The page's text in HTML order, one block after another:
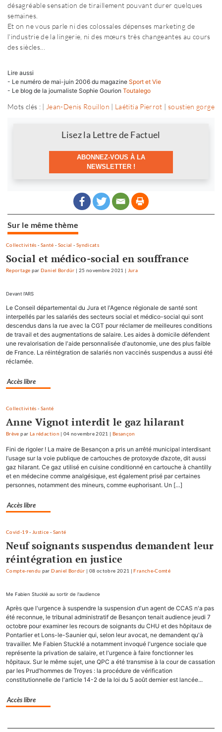
désagréable sensation de tiraillement pouvant durer quelques
semaines.
Et on ne vous parle ni des colossales dépenses marketing de
l'industrie de la lingerie, ni des mœurs très changeantes au cours
des siècles...
Lire aussi
- Le numéro de mai-juin 2006 du magazine Sport et Vie
- Le blog de la journaliste Sophie Gourion Toutalego
Mots clés : | Jean-Denis Rouillon | Laétitia Pierrot | soustien gorge
Lisez la Lettre de Factuel
ABONNEZ-VOUS À LA
NEWSLETTER !
Sur le même thème
Collectivités - Santé - Social - Syndicats
Social et médico-social en souffrance
Reportage parDaniel Bordür | 25 novembre 2021 | Jura
Devant l'ARS
Le Conseil départemental du Jura et l'Agence régionale de santé sont
interpellés par les salariés des secteurs social et médico-social qui sont
descendus dans la rue avec la CGT pour réclamer de meilleures conditions
de travail et des augmentations de salaire. Les aides à domicile défendent
une revalorisation de l'aide personnalisée d'autonomie, une des plus faible
de France. La réintégration de salariés non vaccinés suspendus a aussi été
réclamée.
Accès libre
Collectivités - Santé
Anne Vignot interdit le gaz hilarant
Brève par La rédaction |04 novembre 2021 | Besançon
Fini de rigoler ! La maire de Besançon a pris un arrêté municipal interdisant
l’usage sur la voie publique de cartouches de protoxyde d’azote, dit aussi
gaz hilarant. Ce gaz utilisé en cuisine conditionné en cartouche à chantilly
et en médecine comme analgésique, est également prisé par certaines
personnes, notamment des mineurs, comme euphorisant. Un […]
Accès libre
Covid-19- Justice - Santé
Neuf soignants suspendus demandent leur
réintégration en justice
Compte-rendu parDaniel Bordür | 08 octobre 2021 |Franche-Comté
Me Fabien Stucklé au sortir de l'audience
Après que l'urgence à suspendre la suspension d'un agent de CCAS n'a pas
été reconnue, le tribunal administratif de Besançon tenait audience jeudi 7
octobre pour examiner les recours de soignants du CHU et des hôpitaux de
Pontarlier et Lons-le-Saunier qui, selon leur avocat, ne demandent qu'à
travailler. Me Fabien Stucklé a notamment invoqué l'urgence sociale que
représente la privation de salaire, et l'urgence à faire fonctionner les
hôpitaux. Sur le même sujet, une QPC a été transmise à la cour de cassation
par les Prud'hommes de Troyes : la procédure de vérification
constitutionnelle de l'article 14-2 de la loi du 5 août dernier est lancée...
Accès libre